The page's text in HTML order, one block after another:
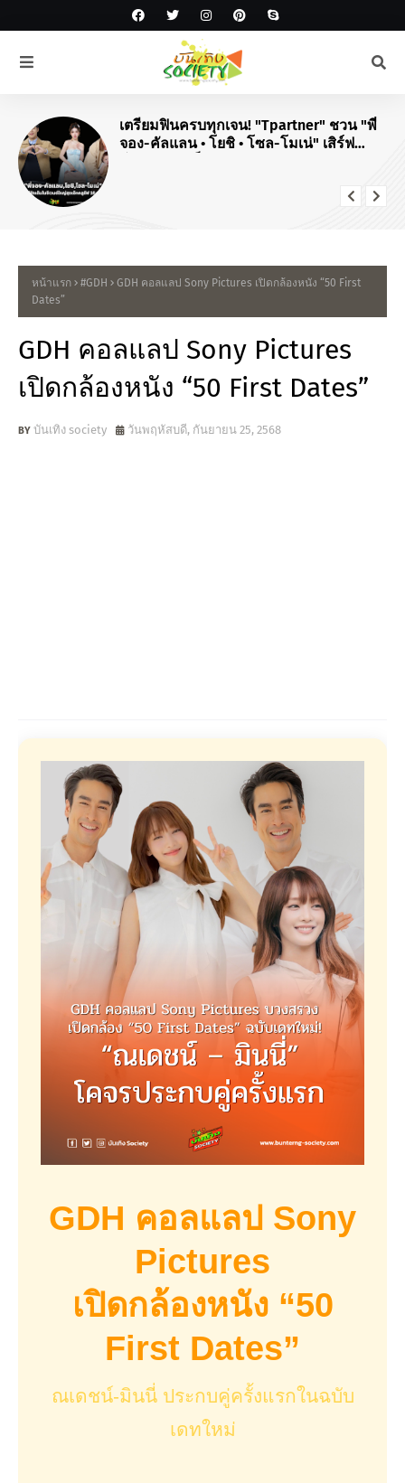
#JPOP
สิ้นสุดการรอคอย! "ยามะพี" ปักหมุด
หน้าแรก #GDH
GDH คอลแลป Sony Pictures เปิดกล้องหนัง “50 First
Dates”
GDH คอลแลป Sony Pictures
เปิดกล้องหนัง “50 First Dates”
บันเทิง society วันพฤหัสบดี, กันยายน 25, 2568
GDH คอลแลป Sony
Pictures
เปิดกล้องหนัง “50
First Dates”
ณเดชน์-มินนี่ ประกบคู่ครั้งแรกในฉบับ
เดทใหม่